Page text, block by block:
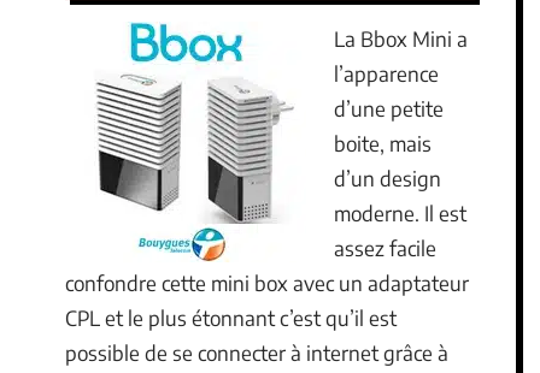
La Bbox Mini a
l’apparence
d’une petite
boite, mais
d’un design
moderne. Il est
assez facile
confondre cette mini box avec un adaptateur
CPL et le plus étonnant c’est qu’il est
possible de se connecter à internet grâce à